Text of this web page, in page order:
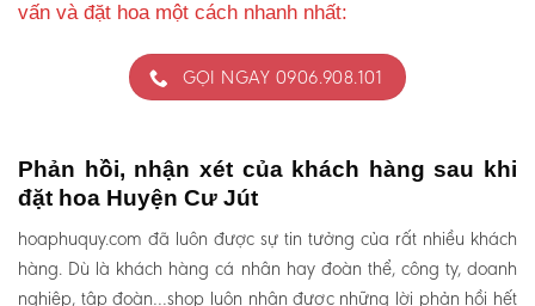
vấn và đặt hoa một cách nhanh nhất:
GỌI NGAY 0906.908.101
Phản hồi, nhận xét của khách hàng sau khi
đặt hoa Huyện Cư Jút
hoaphuquy.com đã luôn được sự tin tưởng của rất nhiều khách
hàng. Dù là khách hàng cá nhân hay đoàn thể, công ty, doanh
nghiệp, tập đoàn…shop luôn nhận được những lời phản hồi hết